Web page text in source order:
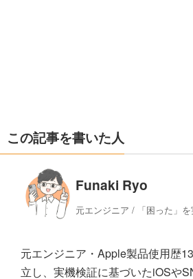
この記事を書いた人
Funaki Ryo
元エンジニア / 「困った」
元エンジニア・Apple製品使用歴
立し、実機検証に基づいたiOSや